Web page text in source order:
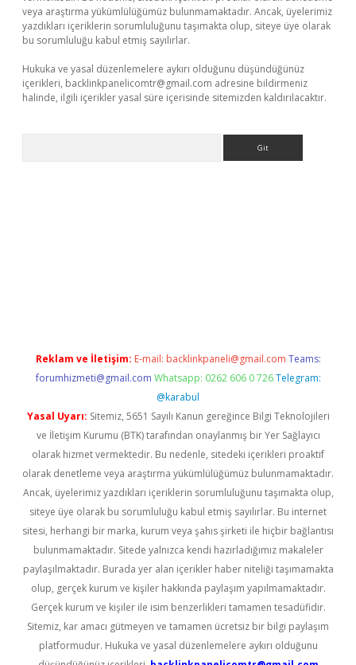
veya araştırma yükümlülüğümüz bulunmamaktadır. Ancak, üyelerimiz
yazdıkları içeriklerin sorumluluğunu taşımakta olup, siteye üye olarak
bu sorumluluğu kabul etmiş sayılırlar.
Hukuka ve yasal düzenlemelere aykırı olduğunu düşündüğünüz
içerikleri, backlinkpanelicomtr@gmail.com adresine bildirmeniz
halinde, ilgili içerikler yasal süre içerisinde sitemizden kaldırılacaktır.
Reklam ve İletişim: E-mail: backlinkpaneli@gmail.com Teams:
forumhizmeti@gmail.com Whatsapp: 0262 606 0 726 Telegram:
@karabul
Yasal Uyarı: Sitemiz, 5651 Sayılı Kanun gereğince Bilgi Teknolojileri
ve İletişim Kurumu (BTK) tarafından onaylanmış bir Yer Sağlayıcı
olarak hizmet vermektedir. Bu nedenle, sitedeki içerikleri proaktif
olarak denetleme veya araştırma yükümlülüğümüz bulunmamaktadır.
Ancak, üyelerimiz yazdıkları içeriklerin sorumluluğunu taşımakta olup,
siteye üye olarak bu sorumluluğu kabul etmiş sayılırlar. Bu internet
sitesi, herhangi bir marka, kurum veya şahıs şirketi ile hiçbir bağlantısı
bulunmamaktadır. Sitede yalnızca kendi hazırladığımız makaleler
paylaşılmaktadır. Burada yer alan içerikler haber niteliği taşımamakta
olup, gerçek kurum ve kişiler hakkında paylaşım yapılmamaktadır.
Gerçek kurum ve kişiler ile isim benzerlikleri tamamen tesadüfidir.
Sitemiz, kar amacı gütmeyen ve tamamen ücretsiz bir bilgi paylaşım
platformudur. Hukuka ve yasal düzenlemelere aykırı olduğunu